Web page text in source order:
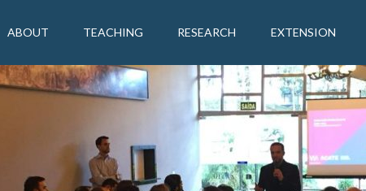
ABOUT TEACHING RESEARCH EXTENSION